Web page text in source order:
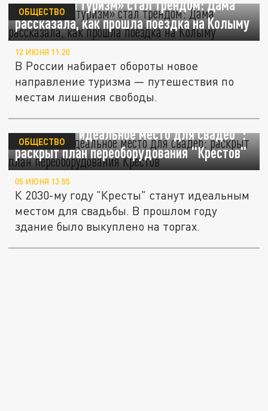
«Тюремный туризм» стал трендом: Дама
рассказала, как прошла поездка на Колыму
ОБЩЕСТВО
12 ИЮНЯ 11:20
В России набирает обороты новое
направление туризма — путешествия по
местам лишения свободы.
Из СИЗО в "идеальное место для свадеб":
раскрыт план переоборудования "Крестов"
ОБЩЕСТВО
05 ИЮНЯ 13:55
К 2030-му году "Кресты" станут идеальным
местом для свадьбы. В прошлом году
здание было выкуплено на торгах.